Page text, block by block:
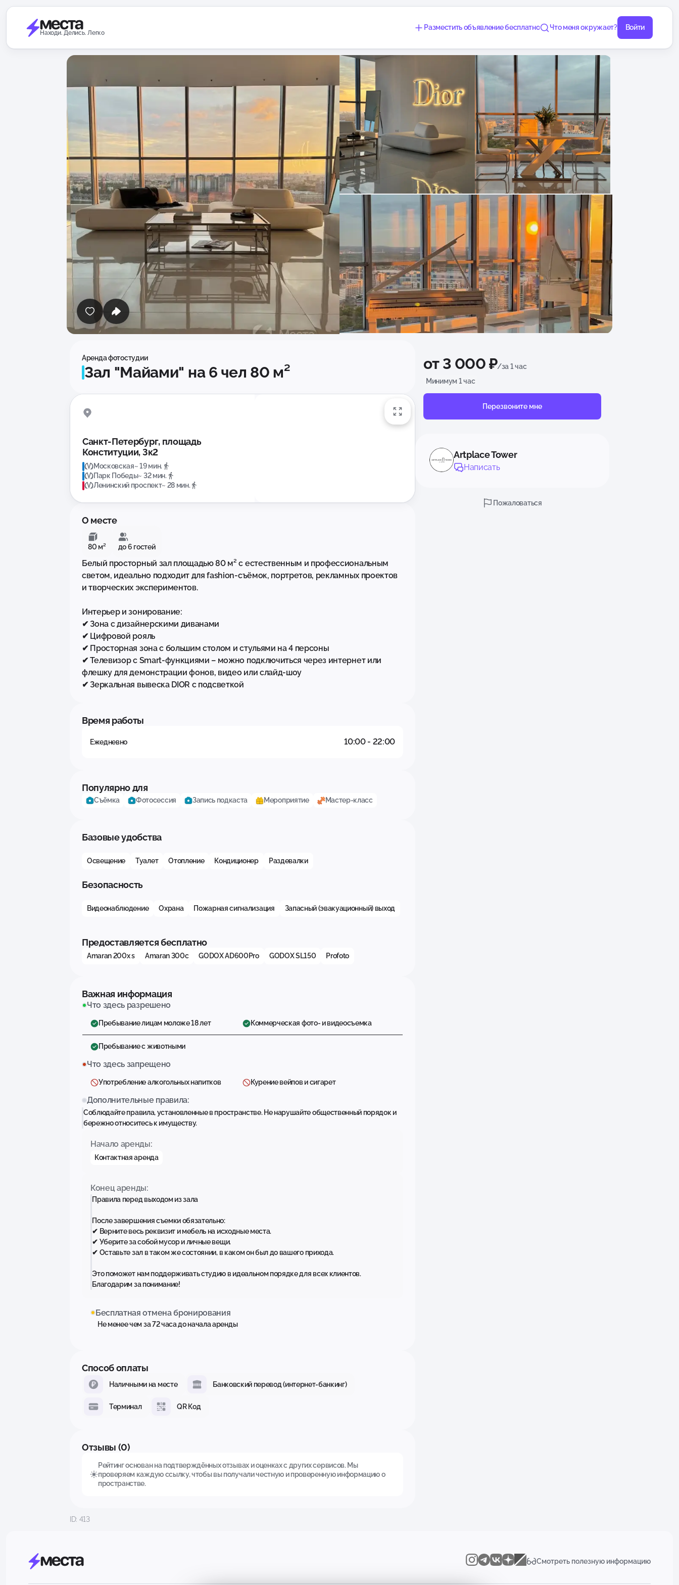
Находи. Делись. Легко
Разместить объявление бесплатно Что меня окружает? Войти
Аренда фотостудии
Зал "Майами" на 6 чел 80 м²
Санкт-Петербург, площадь
Конституции, 3к2
Московская~ 19 мин.
Парк Победы~ 32 мин.
Ленинский проспект~ 28 мин.
О месте
80 м² до 6 гостей
Белый просторный зал площадью 80 м² с естественным и профессиональным
светом, идеально подходит для fashion-съёмок, портретов, рекламных проектов
и творческих экспериментов.
Интерьер и зонирование:
✔ Зона с дизайнерскими диванами
✔ Цифровой рояль
✔ Просторная зона с большим столом и стульями на 4 персоны
✔ Телевизор с Smart-функциями – можно подключиться через интернет или
флешку для демонстрации фонов, видео или слайд-шоу
✔ Зеркальная вывеска DIOR с подсветкой
Время работы
Ежедневно 10:00 - 22:00
Популярно для
Съёмка Фотосессия Запись подкаста Мероприятие Мастер-класс
Базовые удобства
Освещение Туалет Отопление Кондиционер Раздевалки
Безопасность
Видеонаблюдение Охрана Пожарная сигнализация Запасный (эвакуационный) выход
Предоставляется бесплатно
Amaran 200x s Amaran 300c GODOX AD600Pro GODOX SL150 Profoto
Важная информация
Что здесь разрешено
Пребывание лицам моложе 18 лет Коммерческая фото- и видеосъемка
Пребывание с животными
Что здесь запрещено
Употребление алкогольных напитков Курение вейпов и сигарет
Дополнительные правила:
Соблюдайте правила, установленные в пространстве. Не нарушайте общественный порядок и
бережно относитесь к имуществу.
Начало аренды:
Контактная аренда
Конец аренды:
Правила перед выходом из зала
После завершения съемки обязательно:
✔ Верните весь реквизит и мебель на исходные места.
✔ Уберите за собой мусор и личные вещи.
✔ Оставьте зал в таком же состоянии, в каком он был до вашего прихода.
Это поможет нам поддерживать студию в идеальном порядке для всех клиентов.
Благодарим за понимание!
Бесплатная отмена бронирования
Не менее чем за 72 часа до начала аренды
Способ оплаты
Наличными на месте Банковский перевод (интернет-банкинг)
Терминал QR Код
Отзывы (0)
Рейтинг основан на подтверждённых отзывах и оценках с других сервисов. Мы
проверяем каждую ссылку, чтобы вы получали честную и проверенную информацию о
пространстве.
ID: 413
от 3 000 ₽/за 1 час
Минимум 1 час
Перезвоните мне
Artplace Tower
Написать
Пожаловаться
Смотреть полезную информацию